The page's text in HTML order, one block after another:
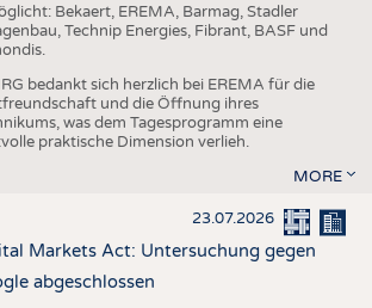
Bekaert, EREMA, Barmag, Stadler
Technip Energies, Fibrant, BASF und
bedankt sich herzlich bei EREMA für die
und die Öffnung ihres
was dem Tagesprogramm eine
praktische Dimension verlieh.
MORE
23.07.2026
Markets Act: Untersuchung gegen
abgeschlossen